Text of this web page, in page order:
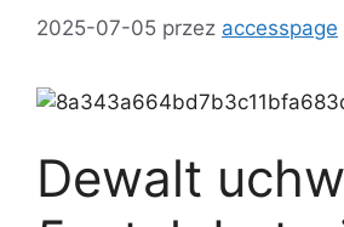
2025-07-05 przez accesspage
Dewalt